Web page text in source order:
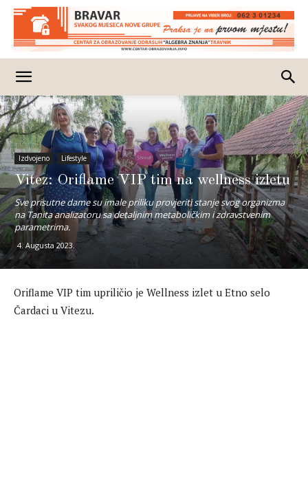
Izdvojeno Lifestyle
Vitez: Oriflame VIP tim na wellness izletu
Sve prisutne dame su imale priliku provjeriti stanje svog organizma
na Tanita analizatoru sa detaljnim metaboličkim i zdravstvenim
parametrima.
4. Augusta 2023.
Oriflame VIP tim upriličio je Wellness izlet u Etno selo
Čardaci u Vitezu.